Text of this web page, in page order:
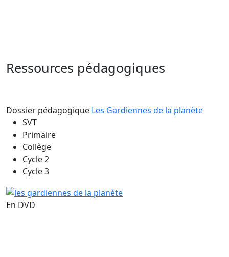
Ressources pédagogiques
Dossier pédagogique Les Gardiennes de la planète
SVT
Primaire
Collège
Cycle 2
Cycle 3
En DVD